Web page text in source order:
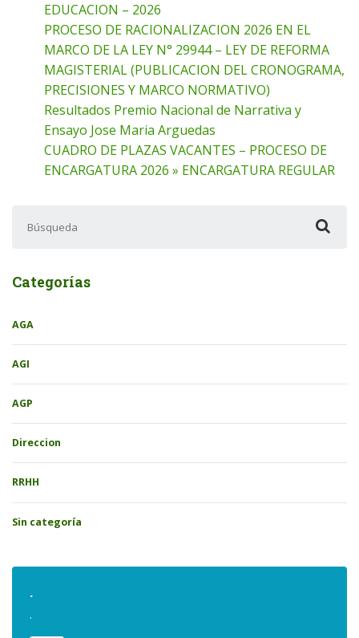
EDUCACION – 2026
PROCESO DE RACIONALIZACION 2026 EN EL
MARCO DE LA LEY N° 29944 – LEY DE REFORMA
MAGISTERIAL (PUBLICACION DEL CRONOGRAMA,
PRECISIONES Y MARCO NORMATIVO)
Resultados Premio Nacional de Narrativa y
Ensayo Jose Maria Arguedas
CUADRO DE PLAZAS VACANTES – PROCESO DE
ENCARGATURA 2026 » ENCARGATURA REGULAR
Categorías
AGA
AGI
AGP
Direccion
RRHH
Sin categoría
.
.